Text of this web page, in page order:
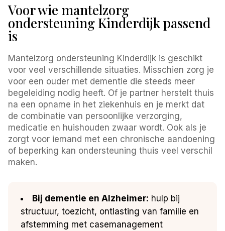
Voor wie mantelzorg
ondersteuning Kinderdijk passend
is
Mantelzorg ondersteuning Kinderdijk is geschikt
voor veel verschillende situaties. Misschien zorg je
voor een ouder met dementie die steeds meer
begeleiding nodig heeft. Of je partner herstelt thuis
na een opname in het ziekenhuis en je merkt dat
de combinatie van persoonlijke verzorging,
medicatie en huishouden zwaar wordt. Ook als je
zorgt voor iemand met een chronische aandoening
of beperking kan ondersteuning thuis veel verschil
maken.
Bij dementie en Alzheimer: hulp bij
structuur, toezicht, ontlasting van familie en
afstemming met casemanagement